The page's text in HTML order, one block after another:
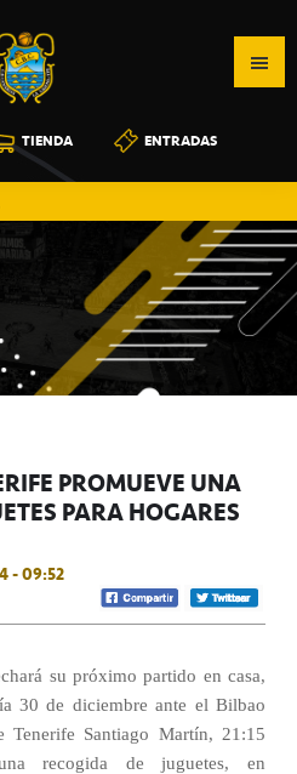
TIENDA ENTRADAS
PROMUEVE UNA
PARA HOGARES
- 09:52
su próximo partido en casa,
30 de diciembre ante el Bilbao
Tenerife Santiago Martín, 21:15
recogida de juguetes, en